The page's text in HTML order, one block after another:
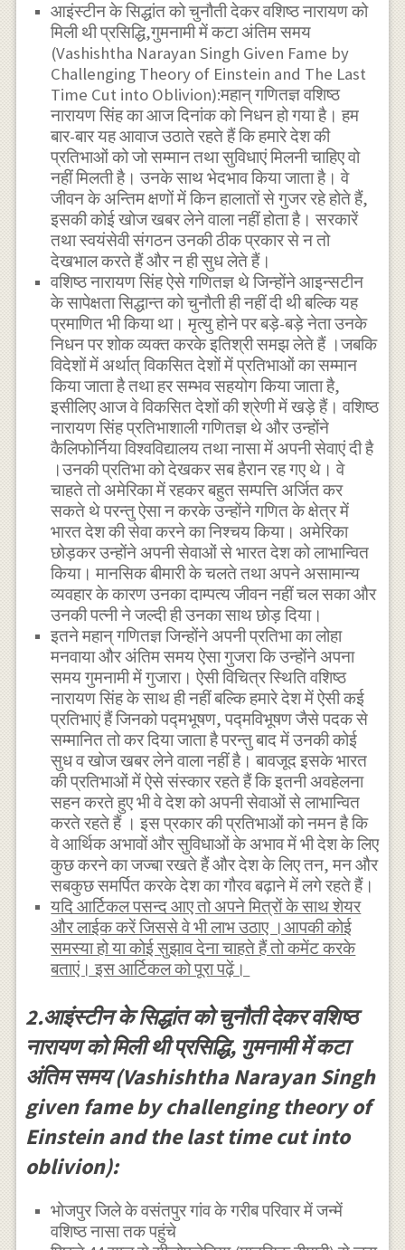
आइंस्टीन के सिद्धांत को चुनौती देकर वशिष्ठ नारायण को
मिली थी प्रसिद्धि,गुमनामी में कटा अंतिम समय
(Vashishtha Narayan Singh Given Fame by
Challenging Theory of Einstein and The Last
Time Cut into Oblivion):महान् गणितज्ञ वशिष्ठ
नारायण सिंह का आज दिनांक को निधन हो गया है। हम
बार-बार यह आवाज उठाते रहते हैं कि हमारे देश की
प्रतिभाओं को जो सम्मान तथा सुविधाएं मिलनी चाहिए वो
नहीं मिलती है। उनके साथ भेदभाव किया जाता है। वे
जीवन के अन्तिम क्षणों में किन हालातों से गुजर रहे होते हैं,
इसकी कोई खोज खबर लेने वाला नहीं होता है। सरकारें
तथा स्वयंसेवी संगठन उनकी ठीक प्रकार से न तो
देखभाल करते हैं और न ही सुध लेते हैं।
वशिष्ठ नारायण सिंह ऐसे गणितज्ञ थे जिन्होंने आइन्सटीन
के सापेक्षता सिद्धान्त को चुनौती ही नहीं दी थी बल्कि यह
प्रमाणित भी किया था। मृत्यु होने पर बड़े-बड़े नेता उनके
निधन पर शोक व्यक्त करके इतिश्री समझ लेते हैं ।जबकि
विदेशों में अर्थात् विकसित देशों में प्रतिभाओं का सम्मान
किया जाता है तथा हर सम्भव सहयोग किया जाता है,
इसीलिए आज वे विकसित देशों की श्रेणी में खड़े हैं। वशिष्ठ
नारायण सिंह प्रतिभाशाली गणितज्ञ थे और उन्होंने
कैलिफोर्निया विश्वविद्यालय तथा नासा में अपनी सेवाएं दी है
।उनकी प्रतिभा को देखकर सब हैरान रह गए थे। वे
चाहते तो अमेरिका में रहकर बहुत सम्पत्ति अर्जित कर
सकते थे परन्तु ऐसा न करके उन्होंने गणित के क्षेत्र में
भारत देश की सेवा करने का निश्चय किया। अमेरिका
छोड़कर उन्होंने अपनी सेवाओं से भारत देश को लाभान्वित
किया। मानसिक बीमारी के चलते तथा अपने असामान्य
व्यवहार के कारण उनका दाम्पत्य जीवन नहीं चल सका और
उनकी पत्नी ने जल्दी ही उनका साथ छोड़ दिया।
इतने महान् गणितज्ञ जिन्होंने अपनी प्रतिभा का लोहा
मनवाया और अंतिम समय ऐसा गुजरा कि उन्होंने अपना
समय गुमनामी में गुजारा। ऐसी विचित्र स्थिति वशिष्ठ
नारायण सिंह के साथ ही नहीं बल्कि हमारे देश में ऐसी कई
प्रतिभाएं हैं जिनको पद्मभूषण, पद्मविभूषण जैसे पदक से
सम्मानित तो कर दिया जाता है परन्तु बाद में उनकी कोई
सुध व खोज खबर लेने वाला नहीं है। बावजूद इसके भारत
की प्रतिभाओं में ऐसे संस्कार रहते हैं कि इतनी अवहेलना
सहन करते हुए भी वे देश को अपनी सेवाओं से लाभान्वित
करते रहते हैं । इस प्रकार की प्रतिभाओं को नमन है कि
वे आर्थिक अभावों और सुविधाओं के अभाव में भी देश के लिए
कुछ करने का जज्बा रखते हैं और देश के लिए तन, मन और
सबकुछ समर्पित करके देश का गौरव बढ़ाने में लगे रहते हैं।
यदि आर्टिकल पसन्द आए तो अपने मित्रों के साथ शेयर
और लाईक करें जिससे वे भी लाभ उठाए ।आपकी कोई
समस्या हो या कोई सुझाव देना चाहते हैं तो कमेंट करके
बताएं। इस आर्टिकल को पूरा पढ़ें।
2.आइंस्टीन के सिद्धांत को चुनौती देकर वशिष्ठ
नारायण को मिली थी प्रसिद्धि, गुमनामी में कटा
अंतिम समय (Vashishtha Narayan Singh
given fame by challenging theory of
Einstein and the last time cut into
oblivion):
भोजपुर जिले के वसंतपुर गांव के गरीब परिवार में जन्में
वशिष्ठ नासा तक पहुंचे